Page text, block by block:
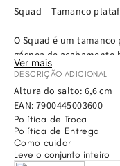
Squad – Tamanco
O Squad é um
gáspea de
um só modelo. Seu
palmilha macia
tornando-o perfeito
mão do estilo.
looks casuais, urbanos
destacar seu visual
Squad e eleve seus
Ver mais
DESCRIÇÃO ADICIONAL
Altura do salto: 6,6 cm
EAN: 7900445003600
Política de Troca
Política de Entrega
Como cuidar
Leve o conjunto inteiro